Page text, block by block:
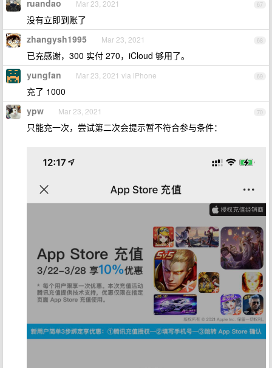
67
ruandao Mar 23, 2021
没有立即到账了
68
zhangysh1995 Mar 23, 2021
已充感谢，300 实付 270，iCloud 够用了。
69
yungfan Mar 23, 2021 via iPhone
充了 1000
70
ypw Mar 23, 2021
只能充一次，尝试第二次会提示暂不符合参与条件：